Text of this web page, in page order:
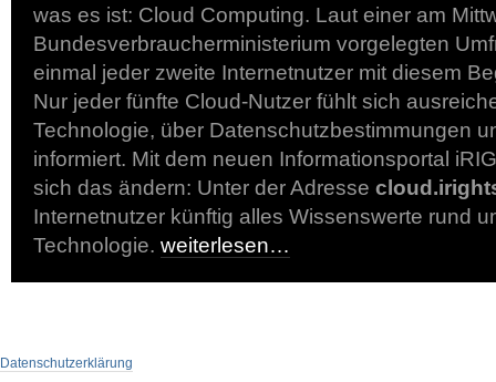
was es ist: Cloud Computing. Laut einer am
Bundesverbraucherministerium vorgelegten
einmal jeder zweite Internetnutzer mit diesem
Nur jeder fünfte Cloud-Nutzer fühlt sich
Technologie, über Datenschutzbestimmungen
informiert. Mit dem neuen Informationsportal
sich das ändern: Unter der Adresse
Internetnutzer künftig alles Wissenswerte rund
Technologie. weiterlesen…
Datenschutzerklärung